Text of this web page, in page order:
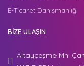
E-Ticaret Danışmanlığı
BİZE ULAŞIN
Altayçeşme Mh.